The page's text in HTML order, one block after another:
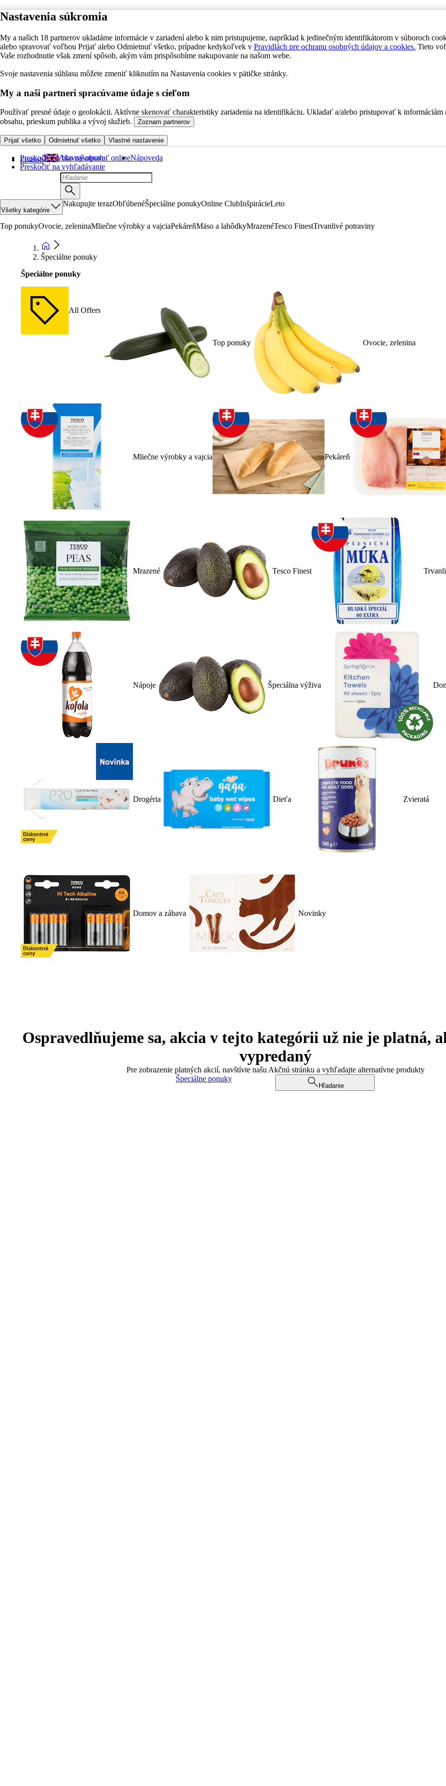
Nastavenia súkromia
My a našich 18 partnerov ukladáme informácie v zariadení alebo k nim pristupujeme, napríklad k jedinečným identifikátorom v súboroch
alebo spravovať voľbou Prijať alebo Odmietnuť všetko, prípadne kedykoľvek v Pravidlách pre ochranu osobných údajov a cookies. Tieto
Vaše rozhodnutie však zmení spôsob, akým vám prispôsobíme nakupovanie na našom webe.
Svoje nastavenia súhlasu môžete zmeniť kliknutím na Nastavenia cookies v pätičke stránky.
My a naši partneri spracúvame údaje s cieľom
Používať presné údaje o geolokácii. Aktívne skenovať charakteristiky zariadenia na identifikáciu. Ukladať a/alebo pristupovať k informáciám
obsahu, prieskum publika a vývoj služieb.
Zoznam partnerov
Prijať všetko Odmietnuť všetko Vlastné nastavenie
Preskočiť na hlavný obsah
Preskočiť na vyhľadávanie
English Ako nakupovať onlineNápoveda
Všetky kategórie
Nakupujte terazObľúbenéŠpeciálne ponukyOnline ClubInšpirácieLeto
Top ponukyOvocie, zeleninaMliečne výrobky a vajciaPekáreňMäso a lahôdkyMrazenéTesco FinestTrvanlivé potraviny
Špeciálne ponuky
Špeciálne ponuky
All Offers
Top ponuky Ovocie, zelenina
Mliečne výrobky a vajcia Pekáreň
Mrazené Tesco Finest
Nápoje Špeciálna výživa
Drogéria Dieťa Zvieratá
Domov a zábava Novinky
Ospravedlňujeme sa, akcia v tejto kategórii už nie je platná,
vypredaný
Pre zobrazenie platných akcií, navštívte našu Akčnú stránku a vyhľadajte alternatívne produkty
Špeciálne ponuky
Hľadanie